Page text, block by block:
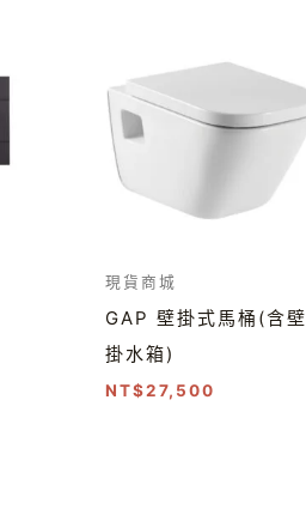
現貨商城
GAP 壁掛式馬桶(含壁
掛水箱)
NT$27,500